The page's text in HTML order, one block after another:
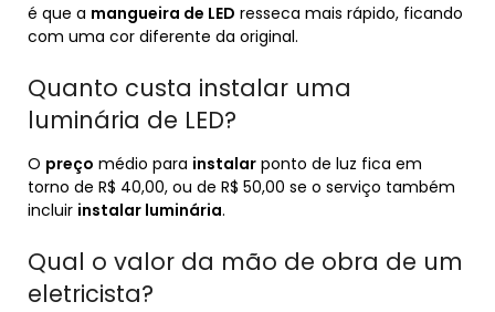
é que a mangueira de LED resseca mais rápido, ficando
com uma cor diferente da original.
Quanto custa instalar uma
luminária de LED?
O preço médio para instalar ponto de luz fica em
torno de R$ 40,00, ou de R$ 50,00 se o serviço também
incluir instalar luminária.
Qual o valor da mão de obra de um
eletricista?